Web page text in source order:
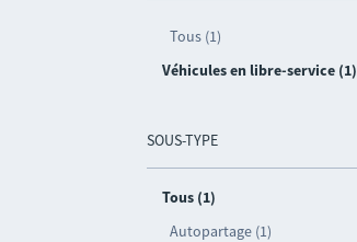
Tous (1)
Véhicules en libre-service (1)
SOUS-TYPE
Tous (1)
Autopartage (1)